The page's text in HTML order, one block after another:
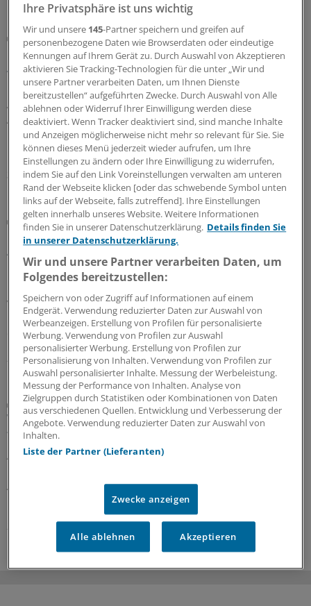
MEHR ZUM THEMA
Gesundheitsbezogene Testlogos
Bundesgerichtshof zu Focus-Ärztesiegeln: Für
Ärzterankings gelten strenge Maßstäbe
Der Bundesgerichtshof verschärft Anforderungen an
Ärztesiegel: Focus-Auszeichnungen müssten
Aussagekraft und Grenzen des Rankings klar erkennen
lassen. Das OLG muss nun erneut prüfen, ob
Irreführung vorliegt.
30.07.2026
Berufsobergericht für Heilberufe Berlin
Urteil: Kein Maulkorb für Ärzte wegen
Äußerungen zu COVID-Pandemie
Das Berufsobergericht für Heilberufe Berlin kippt den
Rügebescheid einer Ärztekammer, die einem Arzt
vorwirft, er habe die Gefährlichkeit der Corona-
Pandemie unrichtig und verharmlosend dargestellt und
damit seine Berufspflichten verletzt.
27.07.2026
Aufgabenteilung
Wie Delegation in der Rheumatologie
funktionieren kann
Ärztliche Aufgaben zu delegieren, ist in den meisten
Ärztinnen und Ärzte Delegation implementieren können
und was es dafür braucht, zeigt ein Leitfaden.
27.07.2026
Ihre Privatsphäre ist uns wichtig
Wir und unsere 145-Partner speichern und greifen auf
personenbezogene Daten wie Browserdaten oder eindeutige
Kennungen auf Ihrem Gerät zu. Durch Auswahl von Akzeptieren
aktivieren Sie Tracking-Technologien für die unter „Wir und
unsere Partner verarbeiten Daten, um Ihnen Dienste
bereitzustellen“ aufgeführten Zwecke. Durch Auswahl von Alle
ablehnen oder Widerruf Ihrer Einwilligung werden diese
deaktiviert. Wenn Tracker deaktiviert sind, sind manche Inhalte
und Anzeigen möglicherweise nicht mehr so relevant für Sie. Sie
können dieses Menü jederzeit wieder aufrufen, um Ihre
Einstellungen zu ändern oder Ihre Einwilligung zu widerrufen,
indem Sie auf den Link Voreinstellungen verwalten am unteren
Rand der Webseite klicken [oder das schwebende Symbol unten
links auf der Webseite, falls zutreffend]. Ihre Einstellungen
gelten innerhalb unseres Website. Weitere Informationen
finden Sie in unserer Datenschutzerklärung. Details finden Sie
in unserer Datenschutzerklärung.
Wir und unsere Partner verarbeiten Daten, um
Folgendes bereitzustellen:
Speichern von oder Zugriff auf Informationen auf einem
Endgerät. Verwendung reduzierter Daten zur Auswahl von
Werbeanzeigen. Erstellung von Profilen für personalisierte
Werbung. Verwendung von Profilen zur Auswahl
personalisierter Werbung. Erstellung von Profilen zur
Personalisierung von Inhalten. Verwendung von Profilen zur
Auswahl personalisierter Inhalte. Messung der Werbeleistung.
Messung der Performance von Inhalten. Analyse von
Zielgruppen durch Statistiken oder Kombinationen von Daten
aus verschiedenen Quellen. Entwicklung und Verbesserung der
Angebote. Verwendung reduzierter Daten zur Auswahl von
Inhalten.
Liste der Partner (Lieferanten)
Zwecke anzeigen
Alle ablehnen Akzeptieren